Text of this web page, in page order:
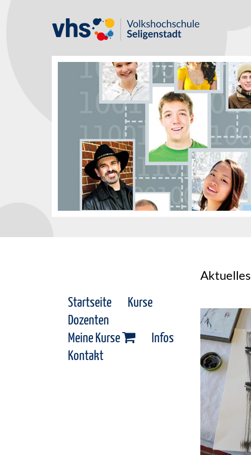
Startseite
Kurse
Dozenten
Meine Kurse
Infos
Kontakt
Aktuelles